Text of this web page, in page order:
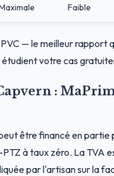
Faible
— le meilleur rapport
étudient votre cas
:
être financé en partie
à taux zéro. La TVA
par l'artisan sur la